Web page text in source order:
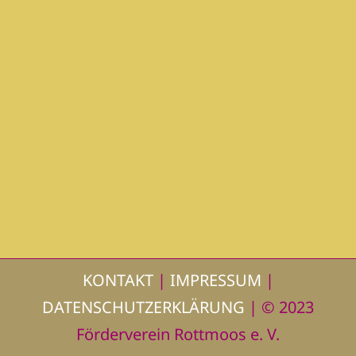
KONTAKT| IMPRESSUM |
DATENSCHUTZERKLÄRUNG | © 2023
Förderverein Rottmoos e. V.